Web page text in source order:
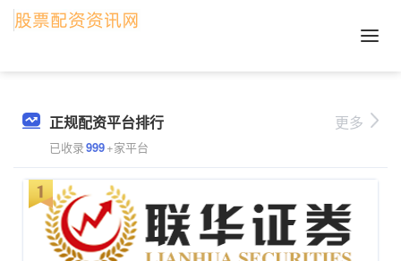
正规配资平台排行
已收录999+家平台
更多